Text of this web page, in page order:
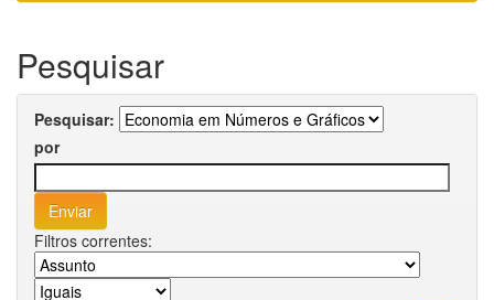
Pesquisar
Pesquisar:
por
Filtros correntes: